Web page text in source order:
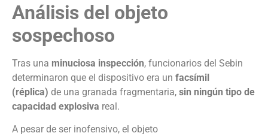
Análisis del objeto
sospechoso
Tras una minuciosa inspección, funcionarios del Sebin
determinaron que el dispositivo era un facsímil
(réplica) de una granada fragmentaria, sin ningún tipo de
capacidad explosiva real.
A pesar de ser inofensivo, el objeto